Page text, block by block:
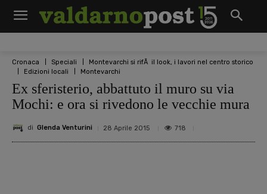
Cronaca Speciali
Montevarchi si rifÃ il look, i lavori nel centro storico
Edizioni locali
Montevarchi
Ex sferisterio, abbattuto il muro su via
Mochi: e ora si rivedono le vecchie mura
di Glenda Venturini 28 Aprile 2015 718